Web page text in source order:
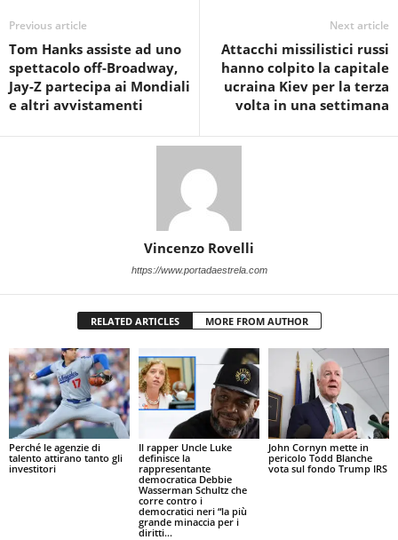
Previous article
Tom Hanks assiste ad uno
spettacolo off-Broadway,
Jay-Z partecipa ai Mondiali
e altri avvistamenti
Next article
Attacchi missilistici russi
hanno colpito la capitale
ucraina Kiev per la terza
volta in una settimana
Vincenzo Rovelli
https://www.portadaestrela.com
RELATED ARTICLES MORE FROM AUTHOR
Perché le agenzie di
talento attirano tanto gli
investitori
Il rapper Uncle Luke
definisce la
rappresentante
democratica Debbie
Wasserman Schultz che
corre contro i
democratici neri “la più
grande minaccia per i
diritti...
John Cornyn mette in
pericolo Todd Blanche
vota sul fondo Trump IRS